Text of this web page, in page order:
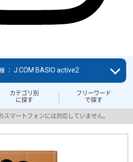
カテゴリ別
に探す
フリーワード
で探す
： J:COM BASIO active2
スマートフォンには対応していません。